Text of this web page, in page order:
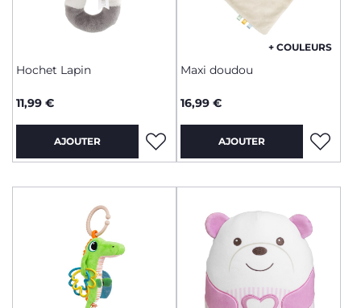
Hochet Lapin
11,99 €
AJOUTER
+ COULEURS
Maxi doudou
16,99 €
AJOUTER